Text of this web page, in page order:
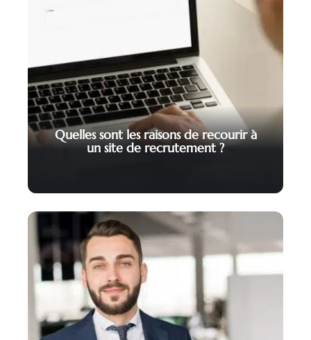
Quelles sont les raisons de recourir à
un site de recrutement ?